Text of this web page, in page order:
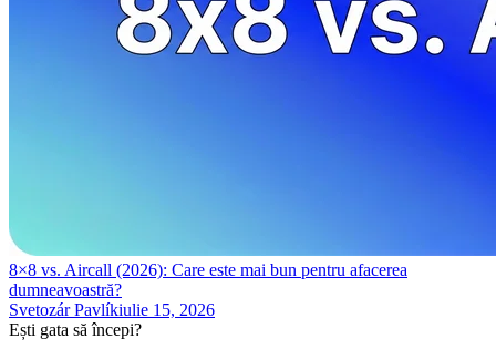
8×8 vs. Aircall (2026): Care este mai bun pentru afacerea
dumneavoastră?
Svetozár Pavlíkiulie 15, 2026
Ești gata să începi?